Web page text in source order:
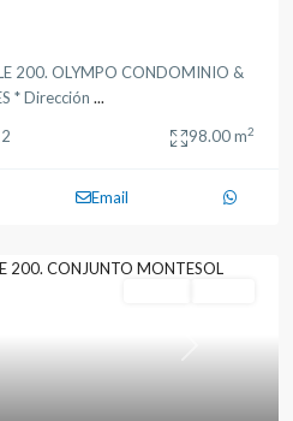
200. OLYMPO CONDOMINIO &
* Dirección ...
2 98.00 m2
Email
Next